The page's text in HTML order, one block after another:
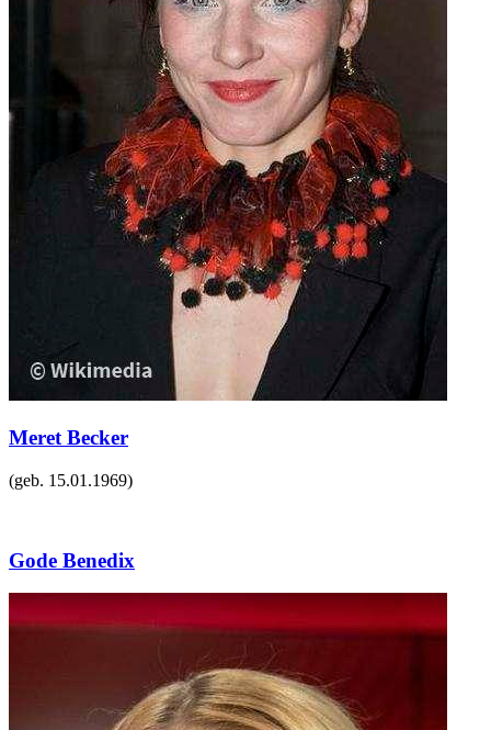
Meret Becker
(geb. 15.01.1969)
Gode Benedix